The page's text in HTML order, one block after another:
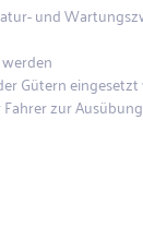
und
Gütern
zur